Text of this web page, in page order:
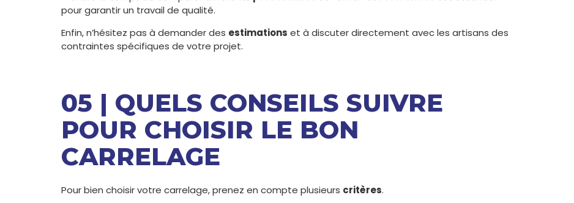
pour garantir un travail de qualité.
Enfin, n’hésitez pas à demander des estimations et à discuter directement avec les artisans des
contraintes spécifiques de votre projet.
05 | QUELS CONSEILS SUIVRE
POUR CHOISIR LE BON
CARRELAGE
Pour bien choisir votre carrelage, prenez en compte plusieurs critères.